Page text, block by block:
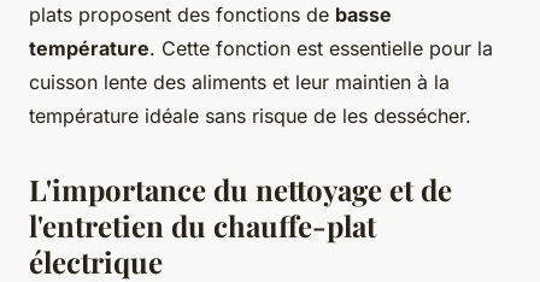
plats proposent des fonctions de basse
température. Cette fonction est essentielle pour la
cuisson lente des aliments et leur maintien à la
température idéale sans risque de les dessécher.
L'importance du nettoyage et de
l'entretien du chauffe-plat
électrique